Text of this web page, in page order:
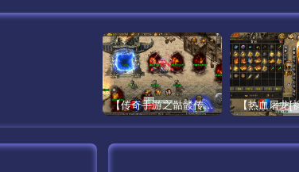
【传奇手游之骷髅传说第二季十大陆[白猪3]免授权版】经典单职业复古特色战神引擎传奇手游最新打包Win服务端源码视频架设教程-怀旧复古-经典耐玩–新版GM多功能网页授权物品后台-GM直冲网页后台-安卓苹果IOS双端版本！